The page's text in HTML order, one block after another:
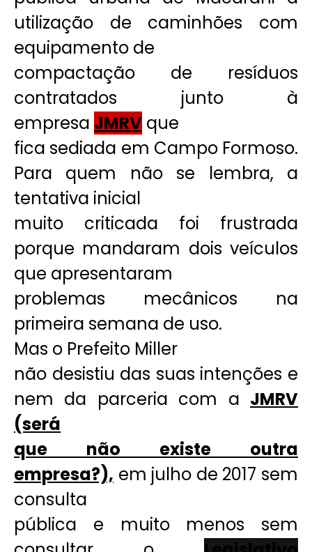
utilização de caminhões com
equipamento de
compactação de resíduos
contratados junto à
empresa JMRV que
fica sediada em Campo Formoso.
Para quem não se lembra, a
tentativa inicial
muito criticada foi frustrada
porque mandaram dois veículos
que apresentaram
problemas mecânicos na
primeira semana de uso.
Mas o Prefeito Miller
não desistiu das suas intenções e
nem da parceria com a JMRV
(será
que não existe outra
empresa?), em julho de 2017 sem
consulta
pública e muito menos sem